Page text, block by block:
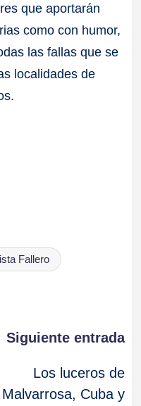
que aportarán
como con humor,
las fallas que se
localidades de
Fallero
Siguiente entrada
Los luceros de
Malvarrosa, Cuba y